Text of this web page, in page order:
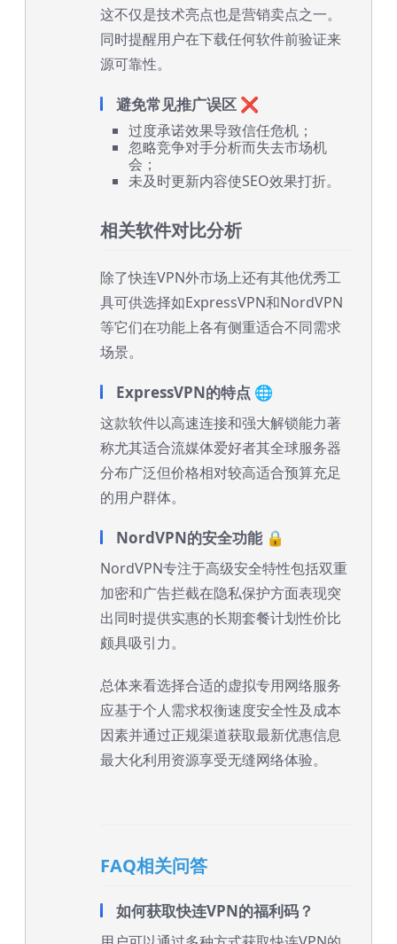
这不仅是技术亮点也是营销卖点之一。
同时提醒用户在下载任何软件前验证来
源可靠性。
避免常见推广误区 ❌
过度承诺效果导致信任危机；
忽略竞争对手分析而失去市场机
会；
未及时更新内容使SEO效果打折。
相关软件对比分析
除了快连VPN外市场上还有其他优秀工
具可供选择如ExpressVPN和NordVPN
等它们在功能上各有侧重适合不同需求
场景。
ExpressVPN的特点 🌐
这款软件以高速连接和强大解锁能力著
称尤其适合流媒体爱好者其全球服务器
分布广泛但价格相对较高适合预算充足
的用户群体。
NordVPN的安全功能 🔒
NordVPN专注于高级安全特性包括双重
加密和广告拦截在隐私保护方面表现突
出同时提供实惠的长期套餐计划性价比
颇具吸引力。
总体来看选择合适的虚拟专用网络服务
应基于个人需求权衡速度安全性及成本
因素并通过正规渠道获取最新优惠信息
最大化利用资源享受无缝网络体验。
FAQ相关问答
如何获取快连VPN的福利码？